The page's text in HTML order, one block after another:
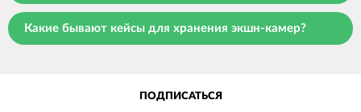
Какие бывают кейсы для хранения экшн-камер?
ПОДПИСАТЬСЯ